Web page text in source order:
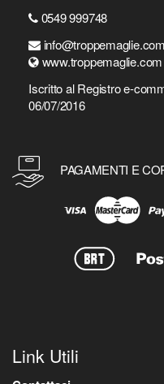
0549 999748
info@troppemaglie.com
www.troppemaglie.com
Iscritto al Registro e-
06/07/2016
PAGAMENTI E
Link Utili